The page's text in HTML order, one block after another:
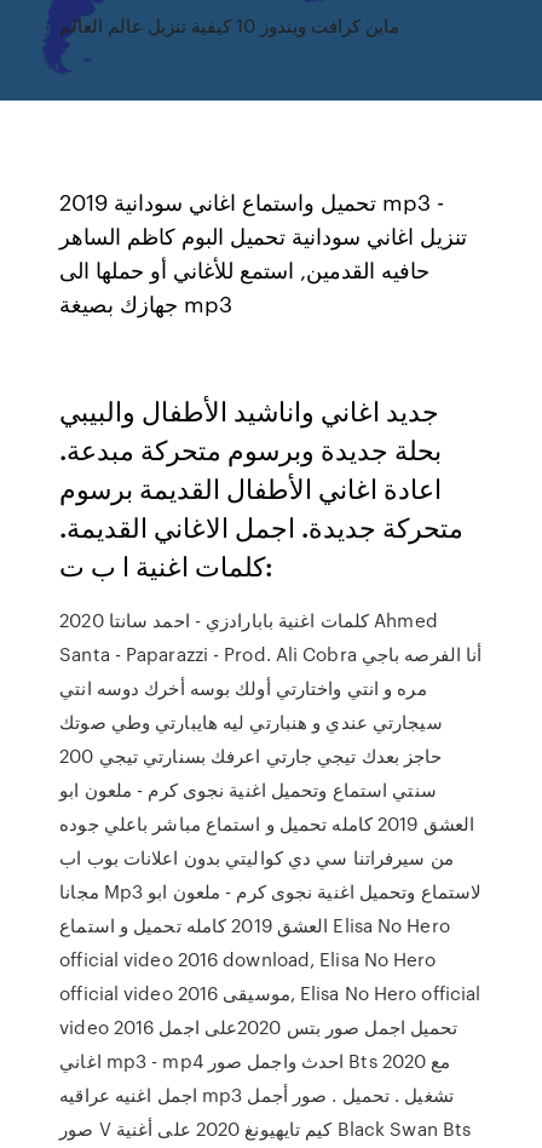
ماين كرافت ويندوز 10 كيفية تنزيل عالم العالم
تحميل واستماع اغاني سودانية 2019 mp3 -
تنزيل اغاني سودانية تحميل البوم كاظم الساهر
حافيه القدمين, استمع للأغاني أو حملها الى
جهازك بصيغة mp3
جديد اغاني واناشيد الأطفال والبيبي
بحلة جديدة وبرسوم متحركة مبدعة.
اعادة اغاني الأطفال القديمة برسوم
متحركة جديدة. اجمل الاغاني القديمة.
كلمات اغنية ا ب ت:
كلمات اغنية بابارادزي - احمد سانتا 2020 Ahmed
Santa - Paparazzi - Prod. Ali Cobra أنا الفرصه باجي
مره و انتي واختارتي أولك بوسه أخرك دوسه انتي
سيجارتي عندي و هنبارتي ليه هايبارتي وطي صوتك
حاجز بعدك تيجي جارتي اعرفك بسنارتي تيجي 200
سنتي استماع وتحميل اغنية نجوى كرم - ملعون ابو
العشق 2019 كامله تحميل و استماع مباشر باعلي جوده
من سيرفراتنا سي دي كواليتي بدون اعلانات بوب اب
مجانا Mp3 لاستماع وتحميل اغنية نجوى كرم - ملعون ابو
العشق 2019 كامله تحميل و استماع Elisa No Hero
official video 2016 download, Elisa No Hero
official video 2016 موسيقى, Elisa No Hero official
video 2016 تحميل اجمل صور بتس 2020على اجمل
اغاني mp3 - mp4 احدث واجمل صور Bts 2020 مع
اجمل اغنيه عراقيه mp3 تشغيل . تحميل . صور أجمل
صور V كيم تايهيونغ 2020 على أغنية Black Swan Bts